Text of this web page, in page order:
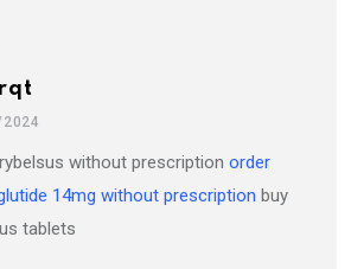
without prescription order
14mg without prescription buy
tablets